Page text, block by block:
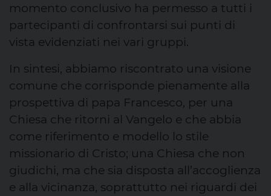
momento conclusivo ha permesso a tutti i
partecipanti di confrontarsi sui punti di
vista evidenziati nei vari gruppi.
In sintesi, abbiamo riscontrato una visione
comune che corrisponde pienamente alla
prospettiva di papa Francesco, per una
Chiesa che ritorni al Vangelo e che abbia
come riferimento e modello lo stile
missionario di Cristo; una Chiesa che non
giudichi, ma che sia disposta all’accoglienza
e alla vicinanza, soprattutto nei riguardi dei